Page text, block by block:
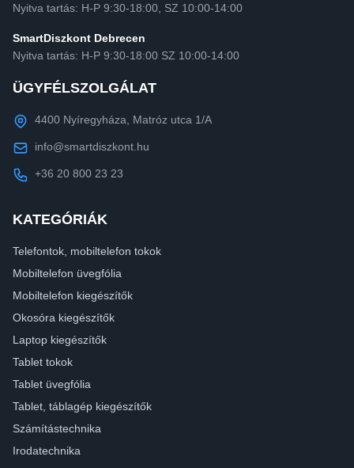
Nyitva tartás: H-P 9:30-18:00, SZ 10:00-14:00
SmartDiszkont Debrecen
Nyitva tartás: H-P 9:30-18:00 SZ 10:00-14:00
ÜGYFÉLSZOLGÁLAT
4400 Nyíregyháza, Matróz utca 1/A
info@smartdiszkont.hu
+36 20 800 23 23
KATEGÓRIÁK
Telefontok, mobiltelefon tokok
Mobiltelefon üvegfólia
Mobiltelefon kiegészítők
Okosóra kiegészítők
Laptop kiegészítők
Tablet tokok
Tablet üvegfólia
Tablet, táblagép kiegészítők
Számítástechnika
Irodatechnika